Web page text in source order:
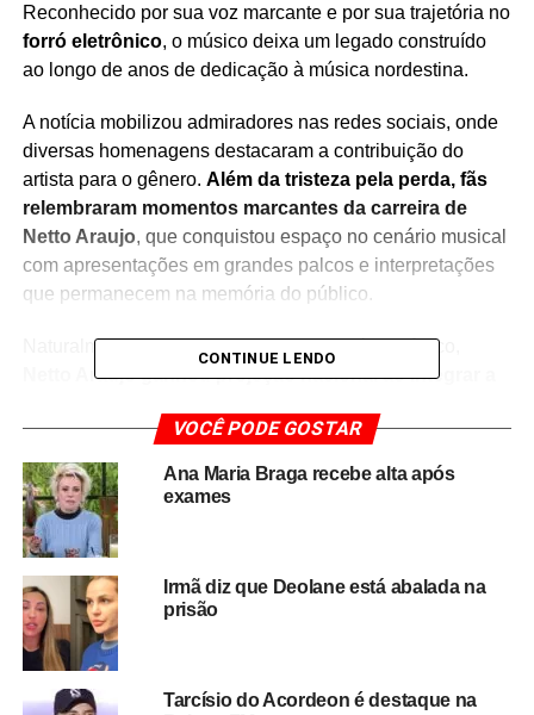
Reconhecido por sua voz marcante e por sua trajetória no
forró eletrônico, o músico deixa um legado construído
ao longo de anos de dedicação à música nordestina.
A notícia mobilizou admiradores nas redes sociais, onde
diversas homenagens destacaram a contribuição do
artista para o gênero. Além da tristeza pela perda, fãs
relembraram momentos marcantes da carreira de
Netto Araujo, que conquistou espaço no cenário musical
com apresentações em grandes palcos e interpretações
que permanecem na memória do público.
Naturalmente ligado ao universo do forró eletrônico,
Netto Araujo ganhou projeção nacional ao integrar a
tradicionais e populares do Nordeste. Sua participação
ocorreu em um período de grande expansão da banda,
que já reunia milhares de fãs em todo o Brasil e
consolidava sua posição como referência no segmento.
projetos que fortaleceram ainda mais sua presença na
música regional.
vocal contribuíram para ampliar o alcance do forró
eletrônico
CONTINUE LENDO
VOCÊ PODE GOSTAR
Ana Maria Braga recebe alta após
exames
Irmã diz que Deolane está abalada na
prisão
Tarcísio do Acordeon é destaque na